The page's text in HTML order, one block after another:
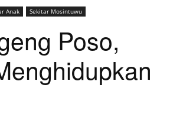
Anak Sekitar Mosintuwu
Poso,